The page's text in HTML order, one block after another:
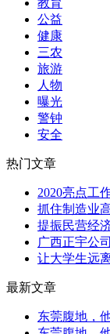
公益
健康
三农
旅游
人物
曝光
警钟
安全
热门文章
2020亮点工
抓住制造业
提振民营经
广西正宇公
让大学生远
最新文章
东莞腹地，